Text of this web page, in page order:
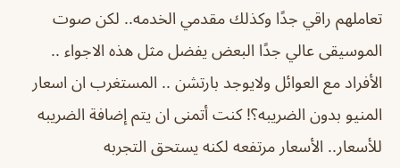
تعاملهم راقي جدًا وكذلك مقدمي الخدمه.. لكن صوت
الموسيقى عالي جدًا البعض يفضل مثل هذه الاجواء ..
الأفراد مع العوائل ولايوجد بارتشن .. المستغرب ان اسعار
المنيو بدون الضريبه؟! كنت أتمنى ان يتم إضافة الضريبه
للأسعار.. الأسعار مرتفعه لكنه يستحق التجربه